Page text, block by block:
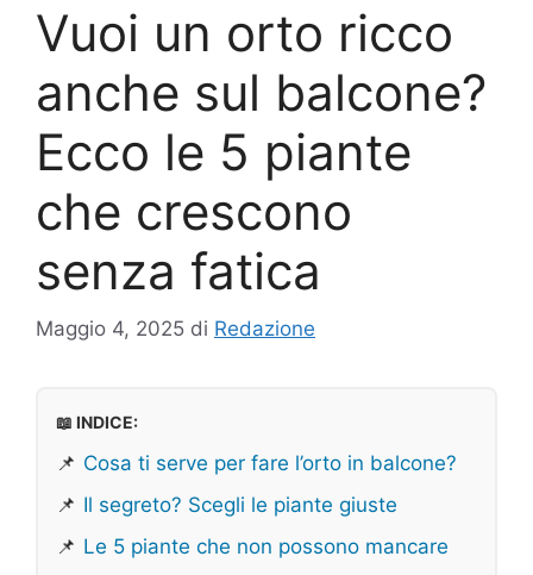
Vuoi un orto ricco
anche sul balcone?
Ecco le 5 piante
che crescono
senza fatica
Maggio 4, 2025 di Redazione
📖 INDICE:
📌 Cosa ti serve per fare l’orto in balcone?
📌 Il segreto? Scegli le piante giuste
📌 Le 5 piante che non possono mancare